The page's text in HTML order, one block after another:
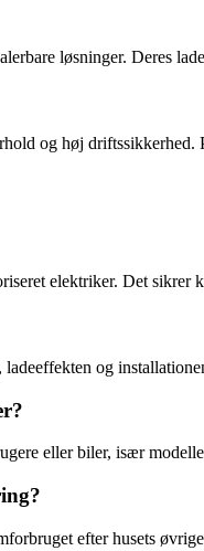
løsninger. Deres
og høj driftssikkerhed.
elektriker. Det
og
eller biler, især
efter husets